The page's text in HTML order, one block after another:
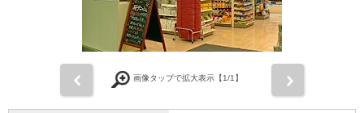
画像タップで拡大表示【1/1】